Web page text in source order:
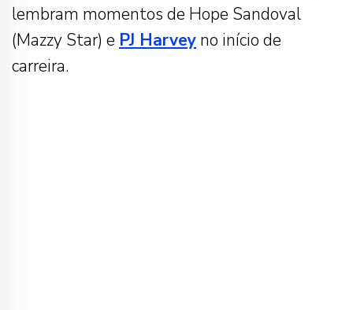
lembram momentos de Hope Sandoval
(Mazzy Star) e PJ Harvey no início de
carreira.